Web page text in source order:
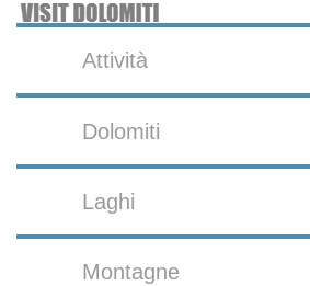
Attività
Dolomiti
Laghi
Montagne